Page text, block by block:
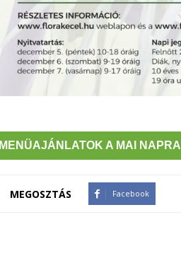
MENÜAJÁNLATOK A MAI NAPRA
MEGOSZTÁS Facebook